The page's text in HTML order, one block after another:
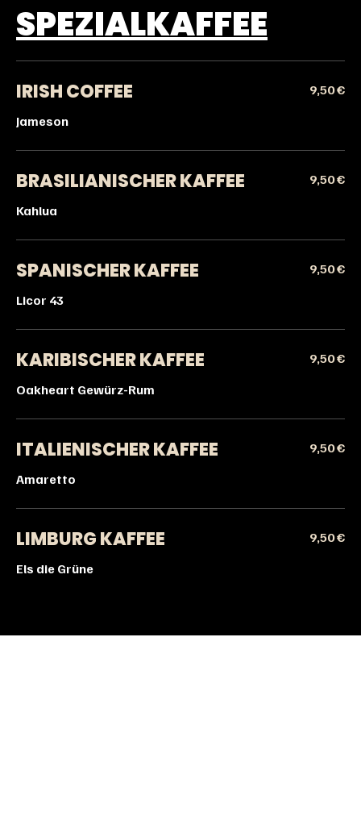
SPEZIALKAFFEE
IRISH COFFEE
Jameson
9,50 €
BRASILIANISCHER KAFFEE
Kahlua
9,50 €
SPANISCHER KAFFEE
Licor 43
9,50 €
KARIBISCHER KAFFEE
Oakheart Gewürz-Rum
9,50 €
ITALIENISCHER KAFFEE
Amaretto
9,50 €
LIMBURG KAFFEE
Els die Grüne
9,50 €